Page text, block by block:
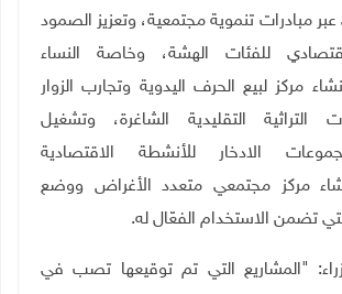
عبر مبادرات تنموية مجتمعية، وتعزيز الصمود
للفئات الهشة، وخاصة النساء
مركز لبيع الحرف اليدوية وتجارب الزوار
التراثية التقليدية الشاغرة، وتشغيل
الادخار للأنشطة الاقتصادية
مركز مجتمعي متعدد الأغراض ووضع
تضمن الاستخدام الفعّال له.
"المشاريع التي تم توقيعها تصب في